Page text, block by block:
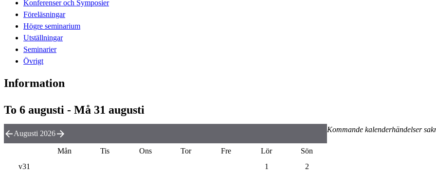
Konferenser och Symposier
Föreläsningar
Högre seminarium
Utställningar
Seminarier
Övrigt
Information
To 6 augusti - Må 31 augusti
Kommande kalenderhändelser
Augusti 2026
Mån Tis Ons Tor Fre Lör
Sön
v31
1
2